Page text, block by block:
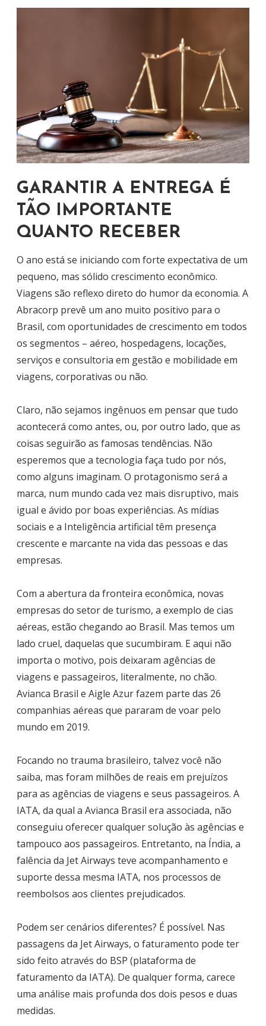
GARANTIR A ENTREGA É
TÃO IMPORTANTE
QUANTO RECEBER
O ano está se iniciando com forte expectativa de um
pequeno, mas sólido crescimento econômico.
Viagens são reflexo direto do humor da economia. A
Abracorp prevê um ano muito positivo para o
Brasil, com oportunidades de crescimento em todos
os segmentos – aéreo, hospedagens, locações,
serviços e consultoria em gestão e mobilidade em
viagens, corporativas ou não.
Claro, não sejamos ingênuos em pensar que tudo
acontecerá como antes, ou, por outro lado, que as
coisas seguirão as famosas tendências. Não
esperemos que a tecnologia faça tudo por nós,
como alguns imaginam. O protagonismo será a
marca, num mundo cada vez mais disruptivo, mais
igual e ávido por boas experiências. As mídias
sociais e a Inteligência artificial têm presença
crescente e marcante na vida das pessoas e das
empresas.
Com a abertura da fronteira econômica, novas
empresas do setor de turismo, a exemplo de cias
aéreas, estão chegando ao Brasil. Mas temos um
lado cruel, daquelas que sucumbiram. E aqui não
importa o motivo, pois deixaram agências de
viagens e passageiros, literalmente, no chão.
Avianca Brasil e Aigle Azur fazem parte das 26
companhias aéreas que pararam de voar pelo
mundo em 2019.
Focando no trauma brasileiro, talvez você não
saiba, mas foram milhões de reais em prejuízos
para as agências de viagens e seus passageiros. A
IATA, da qual a Avianca Brasil era associada, não
conseguiu oferecer qualquer solução às agências e
tampouco aos passageiros. Entretanto, na Índia, a
falência da Jet Airways teve acompanhamento e
suporte dessa mesma IATA, nos processos de
reembolsos aos clientes prejudicados.
Podem ser cenários diferentes? É possível. Nas
passagens da Jet Airways, o faturamento pode ter
sido feito através do BSP (plataforma de
faturamento da IATA). De qualquer forma, carece
uma análise mais profunda dos dois pesos e duas
medidas.